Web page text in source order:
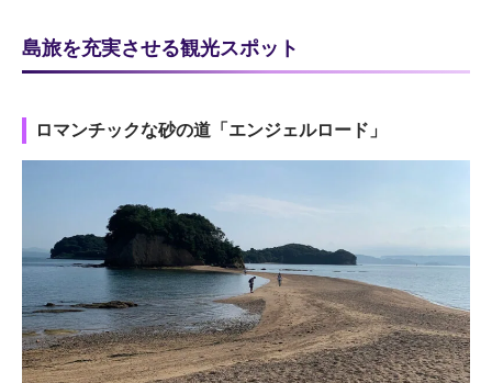
島旅を充実させる観光スポット
ロマンチックな砂の道「エンジェルロード」